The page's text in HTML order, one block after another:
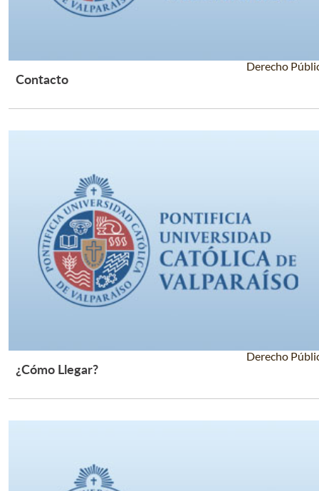
Contacto
Derecho
¿Cómo Llegar?
Derecho